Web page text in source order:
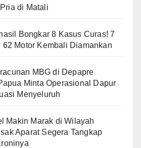
di Matali
Bongkar 8 Kasus Curas! 7
62 Motor Kembali Diamankan
MBG di Depapre
Minta Operasional Dapur
Menyeluruh
Makin Marak di Wilayah
Aparat Segera Tangkap